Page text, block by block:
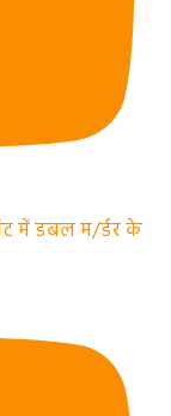
में डबल म/र्डर के